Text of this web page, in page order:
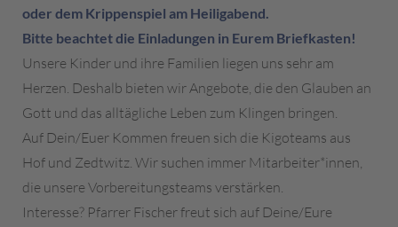
oder dem Krippenspiel am Heiligabend.
Bitte beachtet die Einladungen in Eurem Briefkasten!
Unsere Kinder und ihre Familien liegen uns sehr am
Herzen. Deshalb bieten wir Angebote, die den Glauben an
Gott und das alltägliche Leben zum Klingen bringen.
Auf Dein/Euer Kommen freuen sich die Kigoteams aus
Hof und Zedtwitz. Wir suchen immer Mitarbeiter*innen,
die unsere Vorbereitungsteams verstärken.
Interesse? Pfarrer Fischer freut sich auf Deine/Eure